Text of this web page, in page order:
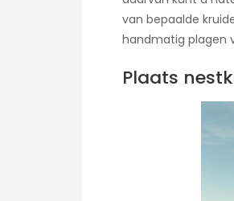
van bepaalde
handmatig plagen
Plaats